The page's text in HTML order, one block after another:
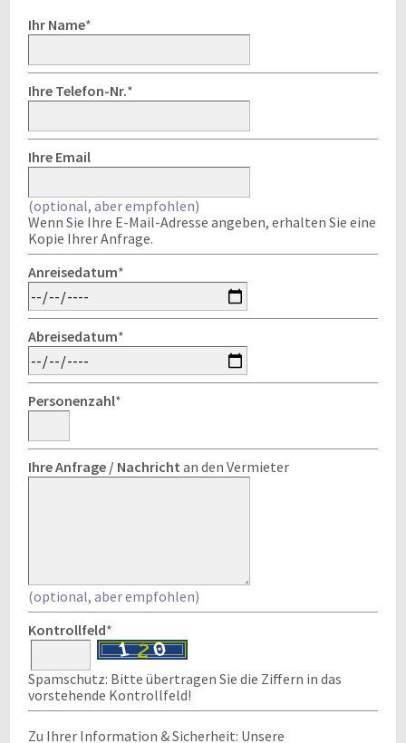
Ihr Name*
Ihre Telefon-Nr.*
Ihre Email
(optional, aber empfohlen)
Wenn Sie Ihre E-Mail-Adresse angeben, erhalten Sie eine
Kopie Ihrer Anfrage.
Anreisedatum*
Abreisedatum*
Personenzahl*
Ihre Anfrage / Nachricht an den Vermieter
(optional, aber empfohlen)
Kontrollfeld*
Spamschutz: Bitte übertragen Sie die Ziffern in das
vorstehende Kontrollfeld!
Zu Ihrer Information & Sicherheit: Unsere